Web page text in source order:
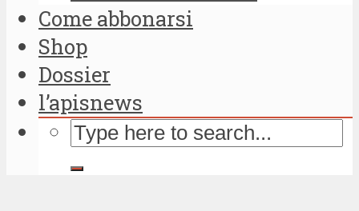
Come abbonarsi
Shop
Dossier
l’apisnews